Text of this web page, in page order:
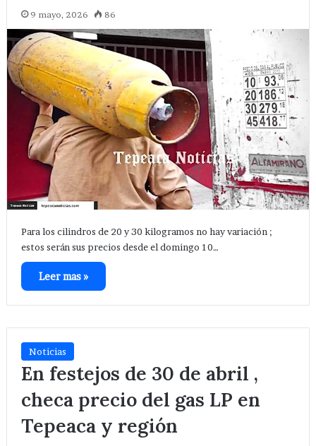
9 mayo, 2026 86
Para los cilindros de 20 y 30 kilogramos no hay variación ;
estos serán sus precios desde el domingo 10…
Leer mas »
Noticias
En festejos de 30 de abril ,
checa precio del gas LP en
Tepeaca y región